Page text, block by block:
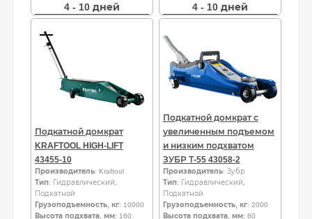
4 - 10 дней
4 - 10 дней
Подкатной домкрат
KRAFTOOL HIGH-LIFT
43455-10
Производитель: Kraftool
Тип: Гидравлический,
Подкатной
Грузоподъемность, кг: 10000
Высота подхвата, мм: 160
Подкатной домкрат с
увеличенным подъемом
и низким подхватом
ЗУБР Т-55 43058-2
Производитель: Зубр
Тип: Гидравлический,
Подкатной
Грузоподъемность, кг: 2000
Высота подхвата, мм: 80